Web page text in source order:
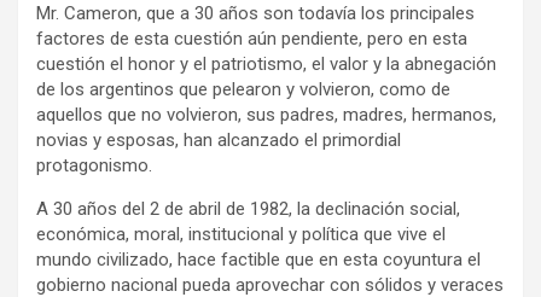
Mr. Cameron, que a 30 años son todavía los principales
factores de esta cuestión aún pendiente, pero en esta
cuestión el honor y el patriotismo, el valor y la abnegación
de los argentinos que pelearon y volvieron, como de
aquellos que no volvieron, sus padres, madres, hermanos,
novias y esposas, han alcanzado el primordial
protagonismo.
A 30 años del 2 de abril de 1982, la declinación social,
económica, moral, institucional y política que vive el
mundo civilizado, hace factible que en esta coyuntura el
gobierno nacional pueda aprovechar con sólidos y veraces